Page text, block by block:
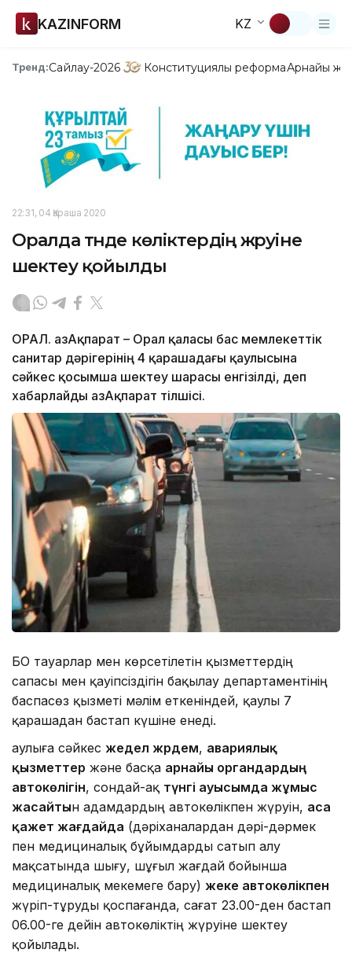
KAZINFORM KZ
Тренд:Сайлау-2026 Конституциялық реформаАрнайы
22:31, 04 Қараша 2020
Оралда түнде көліктердің жүруіне
шектеу қойылды
ОРАЛ. ҚазАқпарат – Орал қаласы бас мемлекеттік
санитар дәрігерінің 4 қарашадағы қаулысына
сәйкес қосымша шектеу шарасы енгізілді, деп
хабарлайды ҚазАқпарат тілшісі.
БҚО тауарлар мен көрсетілетін қызметтердің
сапасы мен қауіпсіздігін бақылау департаментінің
баспасөз қызметі мәлім еткеніндей, қаулы 7
қарашадан бастап күшіне енеді.
Қаулыға сәйкес жедел жәрдем, авариялық
қызметтер және басқа арнайы органдардың
автокөлігін, сондай-ақ түнгі ауысымда жұмыс
жасайтын адамдардың автокөлікпен жүруін, аса
қажет жағдайда (дәріханалардан дәрі-дәрмек
пен медициналық бұйымдарды сатып алу
мақсатында шығу, шұғыл жағдай бойынша
медициналық мекемеге бару) жеке автокөлікпен
жүріп-тұруды қоспағанда, сағат 23.00-ден бастап
06.00-ге дейін автокөліктің жүруіне шектеу
қойылады.